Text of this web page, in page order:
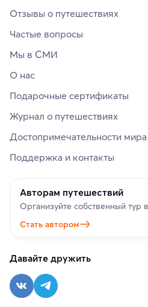
Отзывы о путешествиях
Частые вопросы
Мы в СМИ
О нас
Подарочные сертификаты
Журнал о путешествиях
Достопримечательности мира
Поддержка и контакты
Авторам путешествий
Организуйте собственный тур
Стать автором
Давайте дружить